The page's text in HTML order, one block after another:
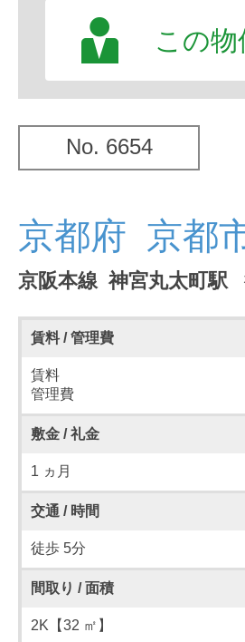
この
No. 6654
京都府 京都
京阪本線 神宮丸太町駅
賃料 / 管理費
賃料
管理費
敷金 / 礼金
1 ヵ月
交通 / 時間
徒歩 5分
間取り / 面積
2K【32 ㎡】